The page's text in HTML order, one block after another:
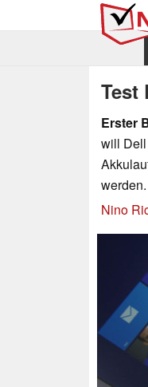
Test
Erster
will Dell
werden.
Nino